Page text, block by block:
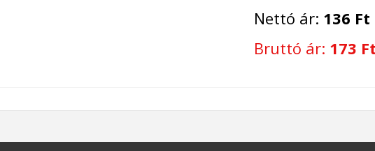
Nettó ár: 136 Ft
Bruttó ár: 173 Ft